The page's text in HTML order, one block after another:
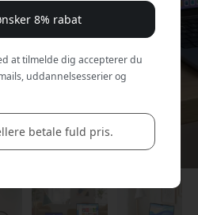
8% rabat
at tilmelde dig accepterer du
uddannelsesserier og
betale fuld pris.